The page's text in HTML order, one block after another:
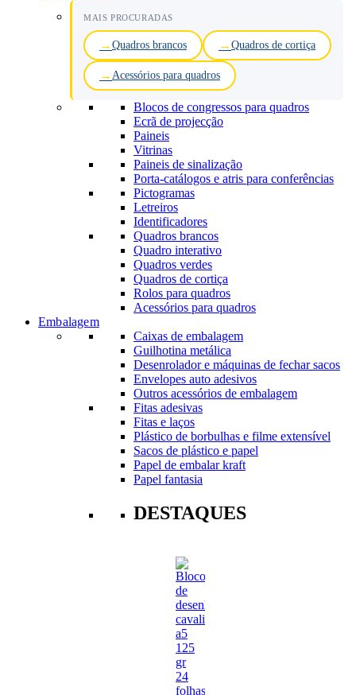
MAIS PROCURADAS
Quadros brancos Quadros de cortiça
Acessórios para quadros
Blocos de congressos para quadros
Ecrã de projecção
Paineis
Vitrinas
Paineis de sinalização
Porta-catálogos e atris para conferências
Pictogramas
Letreiros
Identificadores
Quadros brancos
Quadro interativo
Quadros verdes
Quadros de cortiça
Rolos para quadros
Acessórios para quadros
Embalagem
Caixas de embalagem
Guilhotina metálica
Desenrolador e máquinas de fechar sacos
Envelopes auto adesivos
Outros acessórios de embalagem
Fitas adesivas
Fitas e laços
Plástico de borbulhas e filme extensível
Sacos de plástico e papel
Papel de embalar kraft
Papel fantasia
DESTAQUES